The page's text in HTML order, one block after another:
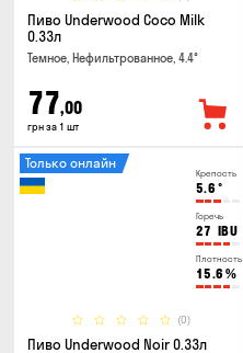
Пиво Underwood Coco Milk
0.33л
Темное, Нефильтрованное, 4.4°
77,00
грн за 1 шт
Крепость
5.6 °
Горечь
27 IBU
Плотность
15.6 %
(0)
Только онлайн
Пиво Underwood Noir 0.33л